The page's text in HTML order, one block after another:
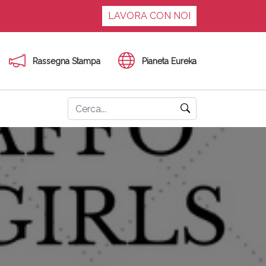
LAVORA CON NOI
Rassegna Stampa Pianeta Eureka